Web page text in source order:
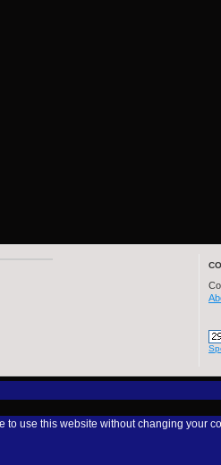
use this website without changing your